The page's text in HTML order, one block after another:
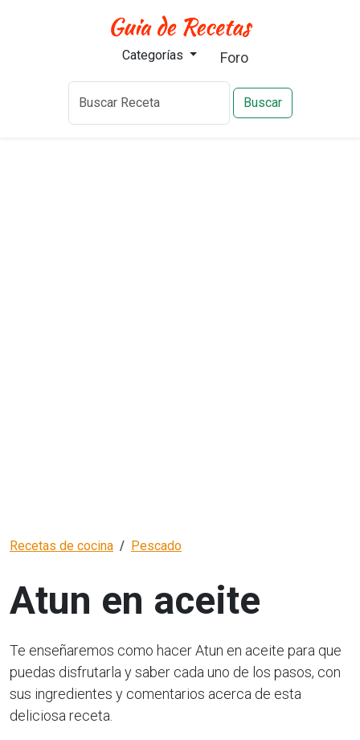
Categorías Foro
Buscar
Recetas de cocina Pescado
Atun en aceite
Te enseñaremos como hacer Atun en aceite para que
puedas disfrutarla y saber cada uno de los pasos, con
sus ingredientes y comentarios acerca de esta
deliciosa receta.